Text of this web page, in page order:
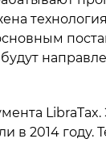
LibraTax.
в 2014 году.